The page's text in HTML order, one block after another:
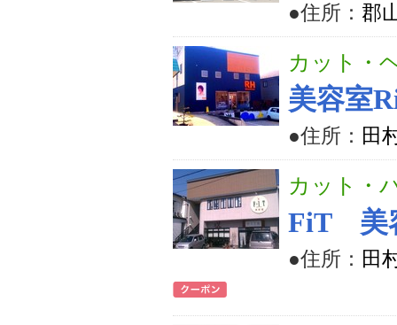
●住所： 郡
カット・
美容室
●住所： 田
カット・
FiT 美
●住所： 田